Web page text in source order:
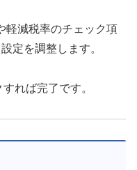
軽減税率のチェック項
定を調整します。
れば完了です。